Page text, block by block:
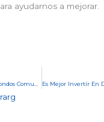
ayudarnos a mejorar.